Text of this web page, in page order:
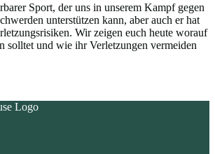
Sport, der uns in unserem Kampf gegen
unterstützen kann, aber auch er hat
Wir zeigen euch heute worauf
solltet und wie ihr Verletzungen vermeiden